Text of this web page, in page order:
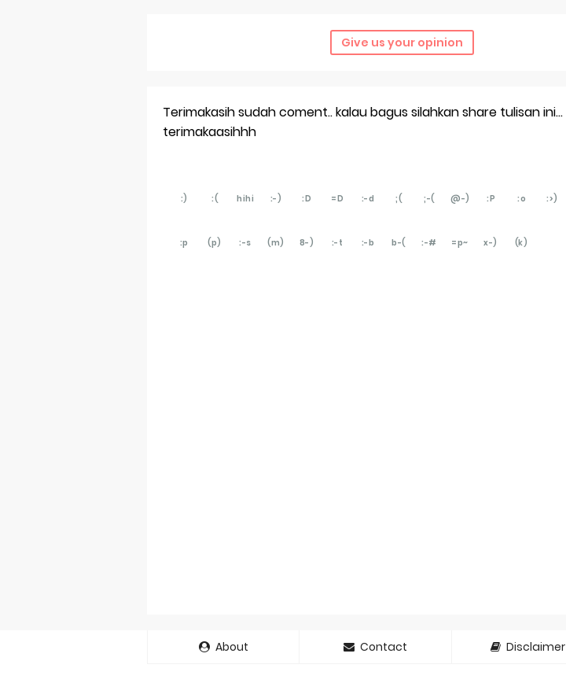
Give us your opinion
Terimakasih sudah coment.. kalau bagus silahkan share tulisan ini...
terimakaasihhh
:) :( hihi :-) :D =D :-d ;( ;-( @-) :P :o :>)
:p (p) :-s (m) 8-) :-t :-b b-( :-# =p~ x-) (k)
About Contact Disclaimer